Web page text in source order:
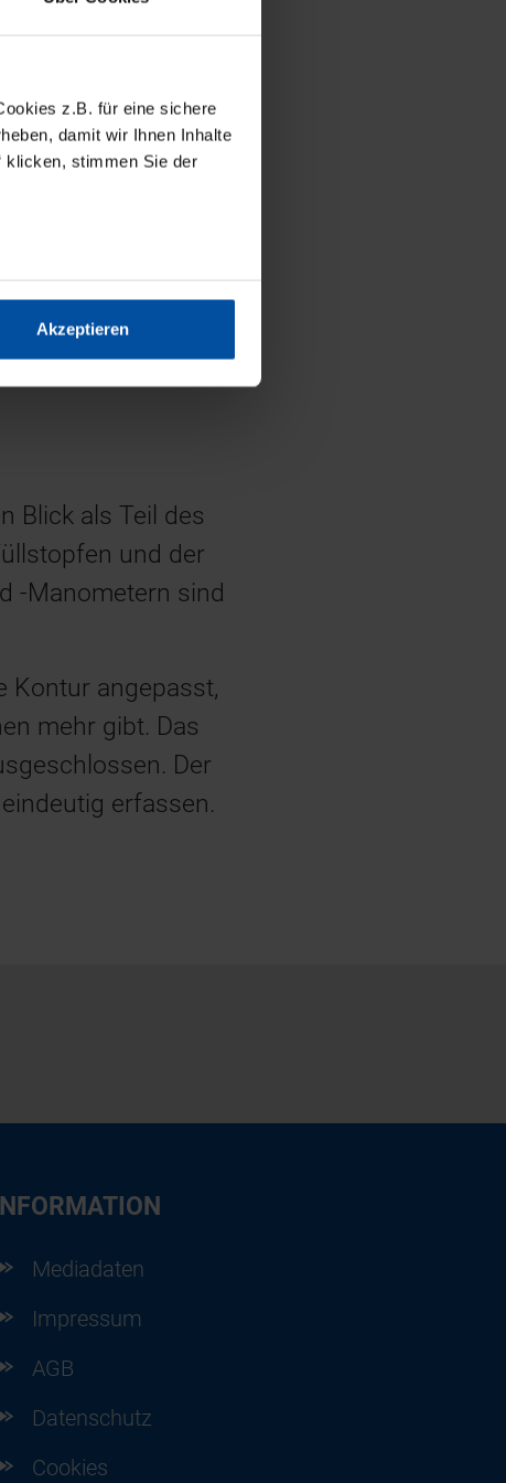
z.B. für eine sichere
damit wir Ihnen Inhalte
klicken, stimmen Sie der
Akzeptieren
von Wika haben
Blue Identity.
Darüber
auf dem
Blick als Teil des
und der
-Manometern sind
Kontur angepasst,
mehr gibt. Das
Der
erfassen.
Mediadaten
Impressum
AGB
Datenschutz
Cookies